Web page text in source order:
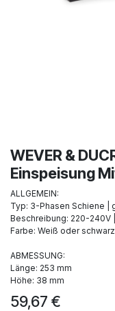
WEVER &
Einspeisung
ALLGEMEIN:
Typ: 3-Phasen Schiene |
Beschreibung: 220-240V
Farbe: Weiß oder schwarz
ABMESSUNG:
Länge: 253 mm
Höhe: 38 mm
59,67 €